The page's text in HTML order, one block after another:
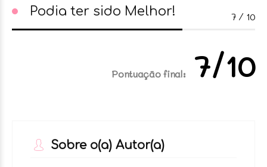
Podia ter sido Melhor! 7⁄ 10
Pontuação final: 7/10
Sobre o(a) Autor(a)